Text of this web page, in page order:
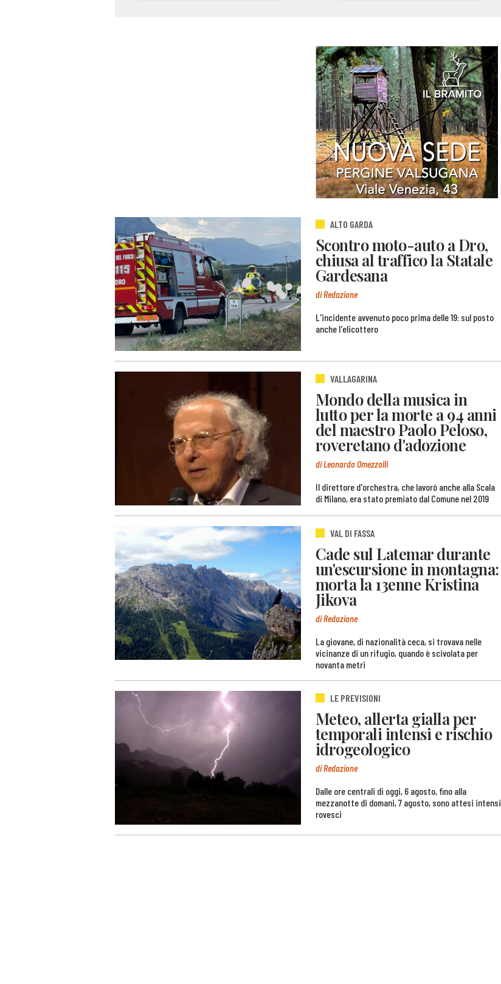
ALTO GARDA
Scontro moto-auto a Dro,
chiusa al traffico la Statale
Gardesana
di Redazione
L'incidente avvenuto poco prima delle 19: sul posto
anche l'elicottero
VALLAGARINA
Mondo della musica in
lutto per la morte a 94 anni
del maestro Paolo Peloso,
roveretano d'adozione
di Leonardo Omezzolli
Il direttore d'orchestra, che lavorò anche alla Scala
di Milano, era stato premiato dal Comune nel 2019
VAL DI FASSA
Cade sul Latemar durante
un'escursione in montagna:
morta la 13enne Kristina
Jikova
di Redazione
La giovane, di nazionalità ceca, si trovava nelle
vicinanze di un rifugio, quando è scivolata per
novanta metri
LE PREVISIONI
Meteo, allerta gialla per
temporali intensi e rischio
idrogeologico
di Redazione
Dalle ore centrali di oggi, 6 agosto, fino alla
mezzanotte di domani, 7 agosto, sono attesi intensi
rovesci